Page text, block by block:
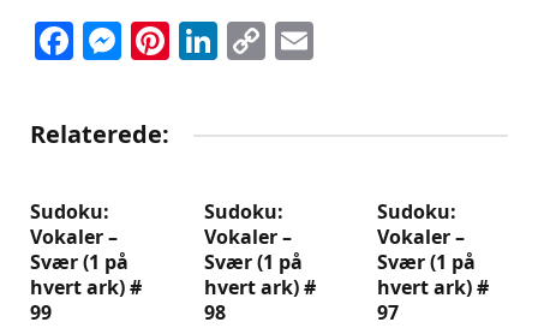
Facebook
Messenger
Pinterest
LinkedIn
Copy
Relaterede:
Sudoku:
Vokaler –
Svær (1 på
hvert ark) #
99
Sudoku:
Vokaler –
Svær (1 på
hvert ark) #
98
Sudoku:
Vokaler –
Svær (1 på
hvert ark) #
97